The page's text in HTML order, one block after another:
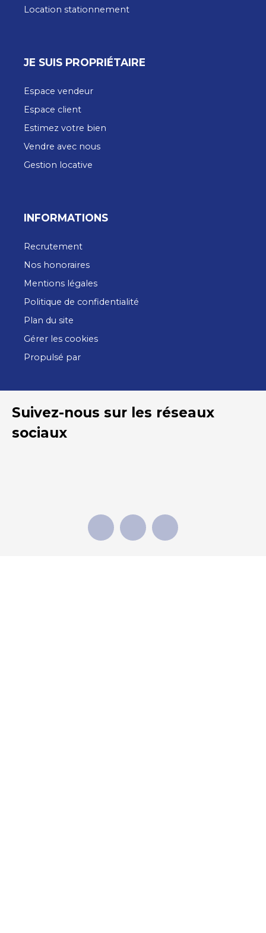
Location stationnement
JE SUIS PROPRIÉTAIRE
Espace vendeur
Espace client
Estimez votre bien
Vendre avec nous
Gestion locative
INFORMATIONS
Recrutement
Nos honoraires
Mentions légales
Politique de confidentialité
Plan du site
Gérer les cookies
Propulsé par
Suivez-nous sur les réseaux
sociaux